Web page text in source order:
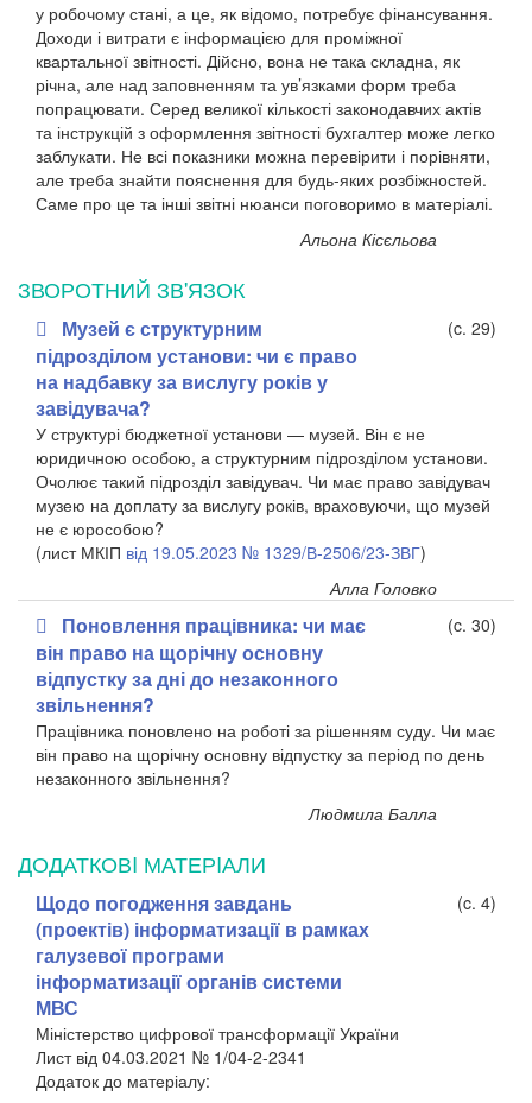
у робочому стані, а це, як відомо, потребує фінансування.
Доходи і витрати є інформацією для проміжної
квартальної звітності. Дійсно, вона не така складна, як
річна, але над заповненням та ув’язками форм треба
попрацювати. Серед великої кількості законодавчих актів
та інструкцій з оформлення звітності бухгалтер може легко
заблукати. Не всі показники можна перевірити і порівняти,
але треба знайти пояснення для будь-яких розбіжностей.
Саме про це та інші звітні нюанси поговоримо в матеріалі.
Альона Кісєльова
ЗВОРОТНИЙ ЗВ'ЯЗОК
Музей є структурним
підрозділом установи: чи є право
на надбавку за вислугу років у
завідувача?
(c. 29)
У структурі бюджетної установи — музей. Він є не
юридичною особою, а структурним підрозділом установи.
Очолює такий підрозділ завідувач. Чи має право завідувач
музею на доплату за вислугу років, враховуючи, що музей
не є юрособою?
(лист МКІП від 19.05.2023 № 1329/В-2506/23-ЗВГ)
Алла Головко
Поновлення працівника: чи має
він право на щорічну основну
відпустку за дні до незаконного
звільнення?
(c. 30)
Працівника поновлено на роботі за рішенням суду. Чи має
він право на щорічну основну відпустку за період по день
незаконного звільнення?
Людмила Балла
ДОДАТКОВI МАТЕРIАЛИ
Щодо погодження завдань
(проектів) інформатизації в рамках
галузевої програми
інформатизації органів системи
МВС
(c. 4)
Міністерство цифрової трансформації України
Лист від 04.03.2021 № 1/04-2-2341
​Додаток до матеріалу: